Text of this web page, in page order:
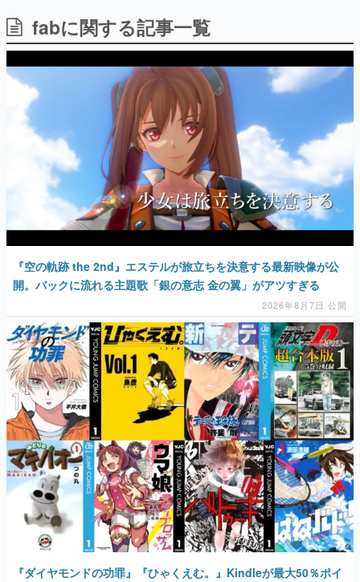
日本のコンテンツ産業やカルチャーに与えた影響を探る企
画です。
日本モバイルゲーム産業史
日本のモバイルゲーム史における主要なトピック・タイト
ルを網羅するほか、開発者へのインタビューや識者による
解説を掲載。約20年の歴史が一望できる決定版！
若ゲのいたり〜ゲームクリエイターの青春〜
『うつヌケ』『ペンと箸』等で知られるマンガ家・田中圭
一先生によるゲーム業界レポートマンガです。
なんでゲームは面白い？
ゲーム開発者・hamatsu氏がゲームの魅力を画面や操作の
具体的な形から解き明かしていく、硬派で骨太な評論連載
です。
ゲームが変えた日本語
「経験値」「裏技」「ラスボス」… ゲームにまつわる言葉
の起源や用法の変遷を、コンピューター文化史研究家・タ
イニーP氏が徹底調査。
カテゴリ
特集記事
マンガ
女性向け
アプリレビュー
その他
電ファミニコゲーマーとは？
運営：株式会社マレ
fabに関する記事一覧
『空の軌跡 the 2nd』エステルが旅立ちを決意する最新映像が公
開。バックに流れる主題歌「銀の意志 金の翼」がアツすぎる
2026年8月7日 公開
『ダイヤモンドの功罪』『ひゃくえむ。』Kindleが最大50％ポイ